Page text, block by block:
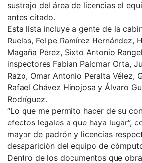
sustrajo del área de licencias el
antes citado.
Esta lista incluye a gente de la
Ruelas, Felipe Ramírez Hernández,
Magaña Pérez, Sixto Antonio
inspectores Fabián Palomar Orta,
Razo, Omar Antonio Peralta Vélez,
Rafael Chávez Hinojosa y Álvaro
Rodríguez.
“Lo que me permito hacer de su
efectos legales a que haya lugar”,
mayor de padrón y licencias
desaparición del equipo de
Dentro de los documentos que